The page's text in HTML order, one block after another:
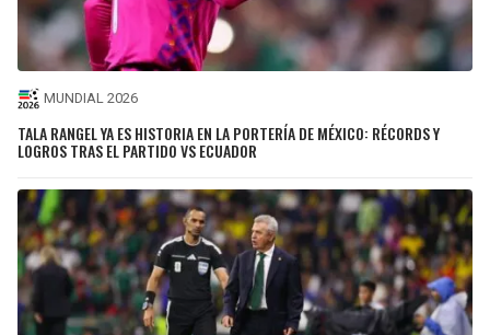
MUNDIAL 2026
TALA RANGEL YA ES HISTORIA EN LA PORTERÍA DE MÉXICO: RÉCORDS Y
LOGROS TRAS EL PARTIDO VS ECUADOR